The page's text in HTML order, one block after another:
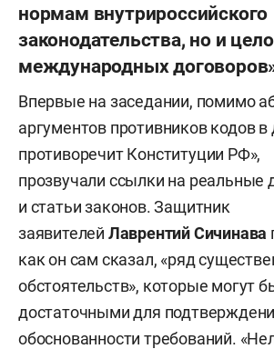
нормам внутрироссийского
законодательства, но и
международных
Впервые на заседании, помимо
аргументов противников кодов в
противоречит Конституции РФ»,
прозвучали ссылки на реальные
и статьи законов. Защитник
заявителей Лаврентий Сичинава
как он сам сказал, «ряд
обстоятельств», которые могут
достаточными для
обоснованности требований.